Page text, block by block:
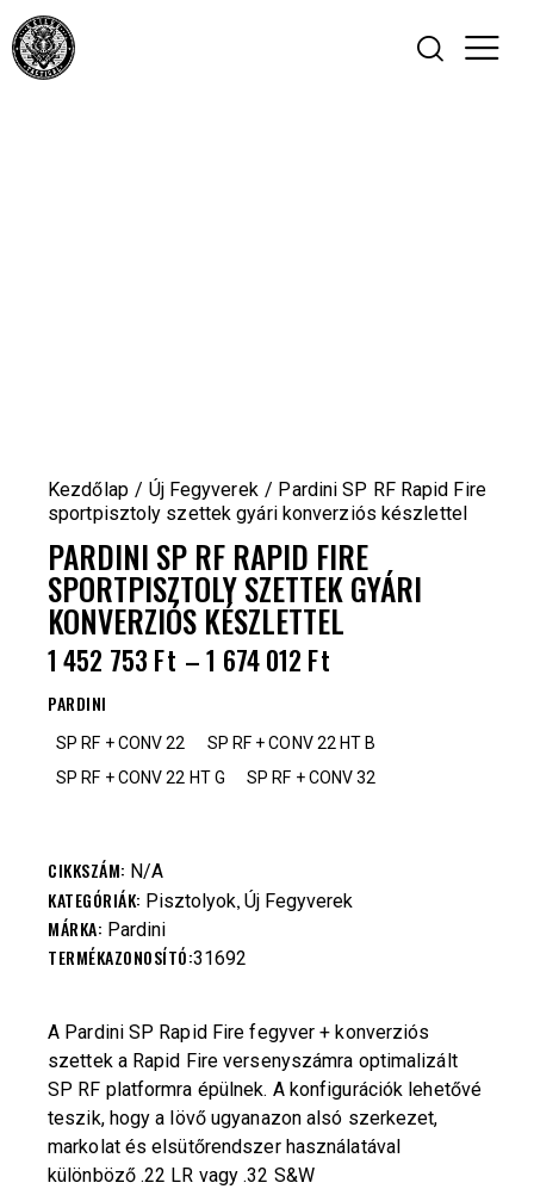
Kezdőlap Új Fegyverek
Pardini SP RF Rapid Fire
sportpisztoly szettek gyári konverziós készlettel
PARDINI SP RF RAPID FIRE
SPORTPISZTOLY SZETTEK GYÁRI
KONVERZIÓS KÉSZLETTEL
1 452 753 Ft –1 674 012 Ft
PARDINI
SP RF + CONV 22
SP RF + CONV 22 HT B
SP RF + CONV 22 HT G
SP RF + CONV 32
CIKKSZÁM: N/A
KATEGÓRIÁK: Pisztolyok, Új Fegyverek
MÁRKA: Pardini
TERMÉKAZONOSÍTÓ:31692
A Pardini SP Rapid Fire fegyver + konverziós
szettek a Rapid Fire versenyszámra optimalizált
SP RF platformra épülnek. A konfigurációk lehetővé
teszik, hogy a lövő ugyanazon alsó szerkezet,
markolat és elsütőrendszer használatával
különböző .22 LR vagy .32 S&W